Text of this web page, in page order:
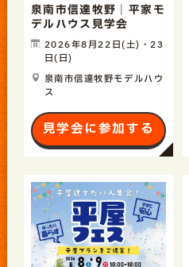
泉南市信達牧野｜平家モ
デルハウス見学会
2026年8月22日(土)・23
日(日)
泉南市信達牧野モデルハウ
ス
見学会に参加する